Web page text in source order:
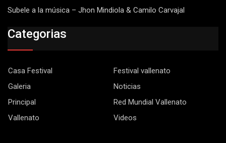
Subele a la música – Jhon Mindiola & Camilo Carvajal
Categorias
Casa Festival
Festival vallenato
Galeria
Noticias
Principal
Red Mundial Vallenato
Vallenato
Videos